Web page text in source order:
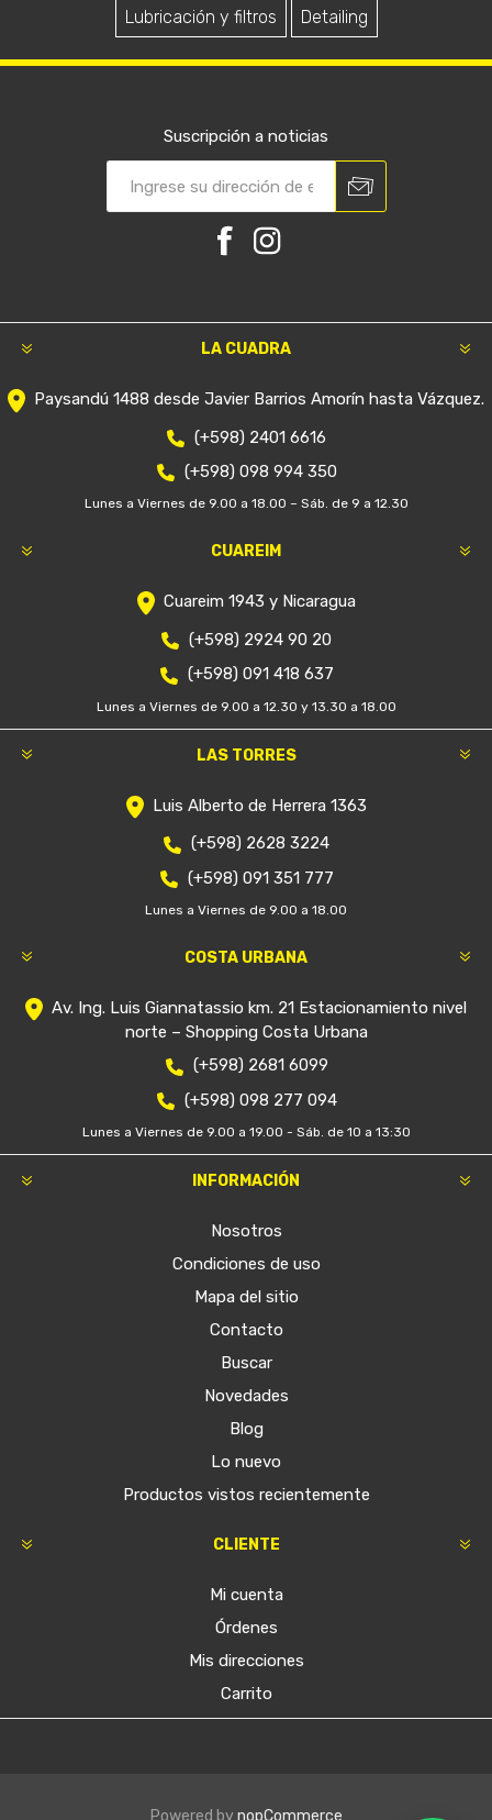
Lubricación y filtros
Detailing
Suscripción a noticias
LA CUADRA
Paysandú 1488 desde Javier Barrios Amorín hasta Vázquez.
(+598) 2401 6616
(+598) 098 994 350
Lunes a Viernes de 9.00 a 18.00 – Sáb. de 9 a 12.30
CUAREIM
Cuareim 1943 y Nicaragua
(+598) 2924 90 20
(+598) 091 418 637
Lunes a Viernes de 9.00 a 12.30 y 13.30 a 18.00
LAS TORRES
Luis Alberto de Herrera 1363
(+598) 2628 3224
(+598) 091 351 777
Lunes a Viernes de 9.00 a 18.00
COSTA URBANA
Av. Ing. Luis Giannatassio km. 21 Estacionamiento nivel
norte – Shopping Costa Urbana
(+598) 2681 6099
(+598) 098 277 094
Lunes a Viernes de 9.00 a 19.00 - Sáb. de 10 a 13:30
INFORMACIÓN
Nosotros
Condiciones de uso
Mapa del sitio
Contacto
Buscar
Novedades
Blog
Lo nuevo
Productos vistos recientemente
CLIENTE
Mi cuenta
Órdenes
Mis direcciones
Carrito
Powered bynopCommerce